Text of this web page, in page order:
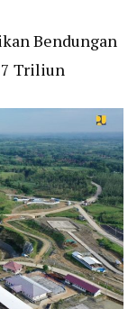
Bendungan
Triliun